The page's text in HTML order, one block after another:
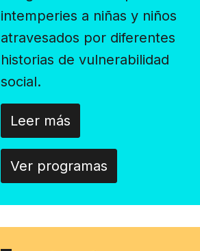
intemperies a niñas y niños
atravesados por diferentes
historias de vulnerabilidad
social.
Leer más
Ver programas